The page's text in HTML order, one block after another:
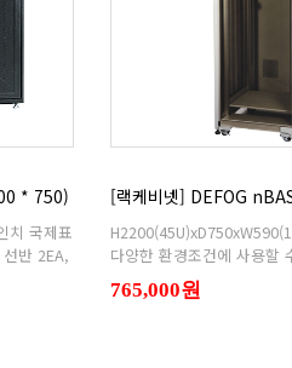
* 750) [랙케비넷] DEFOG
다양한 환경조건에 사용할
765,000원